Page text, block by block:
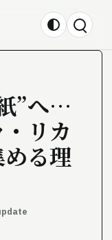
”へ…
リカ
る理